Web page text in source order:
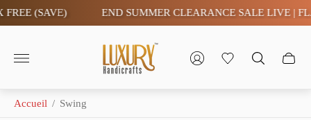
(SAVE) END SUMMER CLEARANCE SALE LIVE |
Logo
du
magasin"
Accueil / Swing